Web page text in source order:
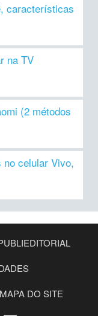
características
na TV
(2 métodos
celular Vivo,
MAPA DO SITE